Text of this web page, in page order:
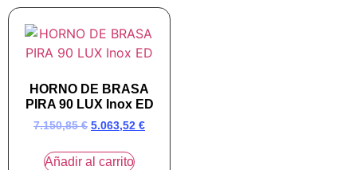
HORNO DE BRASA
PIRA 90 LUX Inox ED
7.150,85€ 5.063,52 €
Añadir al carrito